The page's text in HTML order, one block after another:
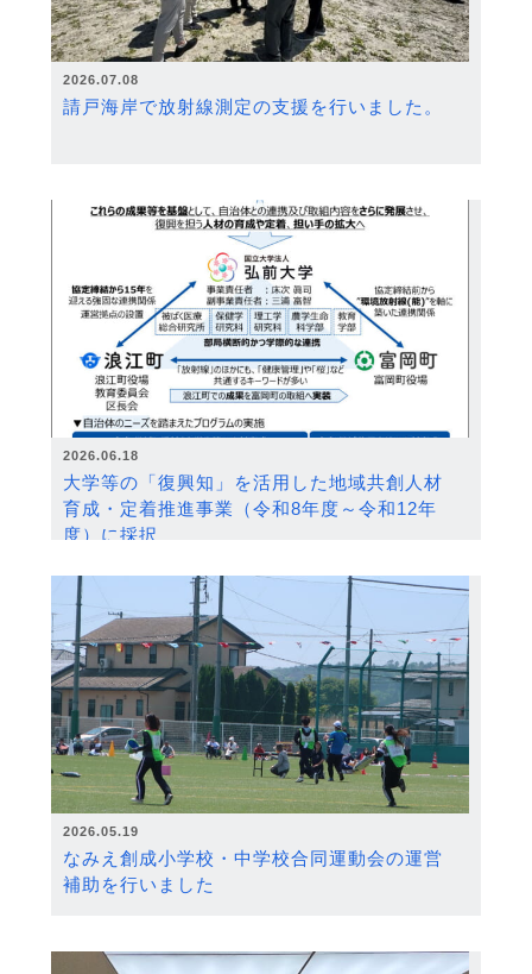
2026.07.08
請戸海岸で放射線測定の支援を行いました。
2026.06.18
大学等の「復興知」を活用した地域共創人材
育成・定着推進事業（令和8年度～令和12年
度）に採択
2026.05.19
なみえ創成小学校・中学校合同運動会の運営
補助を行いました